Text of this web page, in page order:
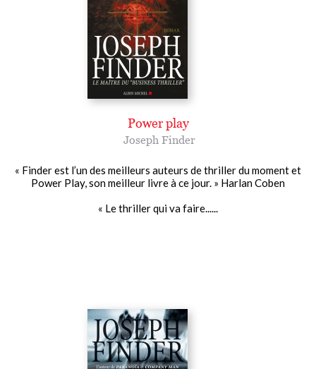
Power play
Joseph Finder
« Finder est l’un des meilleurs auteurs de thriller du moment et
Power Play, son meilleur livre à ce jour. » Harlan Coben
« Le thriller qui va faire......